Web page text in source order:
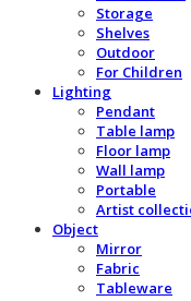
Storage
Shelves
Outdoor
For Children
Lighting
Pendant
Table lamp
Floor lamp
Wall lamp
Portable
Artist
Object
Mirror
Fabric
Tableware